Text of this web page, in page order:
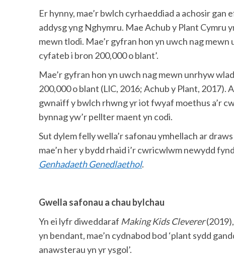
Er hynny, mae’r bwlch cyrhaeddiad a achosir
addysg yng Nghymru. Mae Achub y Plant Cymru
mewn tlodi. Mae’r gyfran hon yn uwch nag mewn
cyfateb i bron 200,000 o blant’.
Mae’r gyfran hon yn uwch nag mewn unrhyw
200,000 o blant (LlC, 2016; Achub y Plant, 2017).
gwnaiff y bwlch rhwng yr iot fwyaf moethus a’r
bynnag yw’r pellter maent yn codi.
Sut dylem felly wella’r safonau ymhellach ar
mae’n her y bydd rhaid i’r cwricwlwm newydd
Genhadaeth Genedlaethol.
Gwella safonau a chau bylchau
Yn ei lyfr diweddaraf Making Kids Cleverer
yn bendant, mae’n cydnabod bod ‘plant sydd
anawsterau yn yr ysgol’.